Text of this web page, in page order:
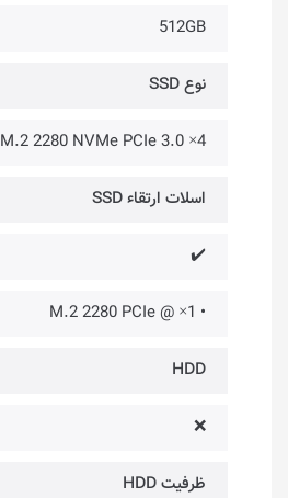
512GB
نوع SSD
M.2 2280 NVMe PCIe 3.0 ×4
اسلات ارتقاء SSD
✔️
• 1× @ M.2 2280 PCIe
HDD
❌
ظرفیت HDD